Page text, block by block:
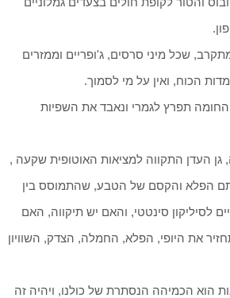
שכל מיני סרסים, ג'ופריים וממזרים
הכוח, ואין על מי לסמוך.
החומה תפרץ לגמרי ונאבד את השפיות
גן העדן התקווה למציאות האוטופית שקעה ,
הפלא והקסם של הטבע, שהתמוסס בין
לסיליקון סינטטי, והאם יש תיקווה, האם
את היופי, הפלא, החמלה, הצדק, השוויון
הוא הכמיהה הנסתרת של כולנו, ויהיה זה